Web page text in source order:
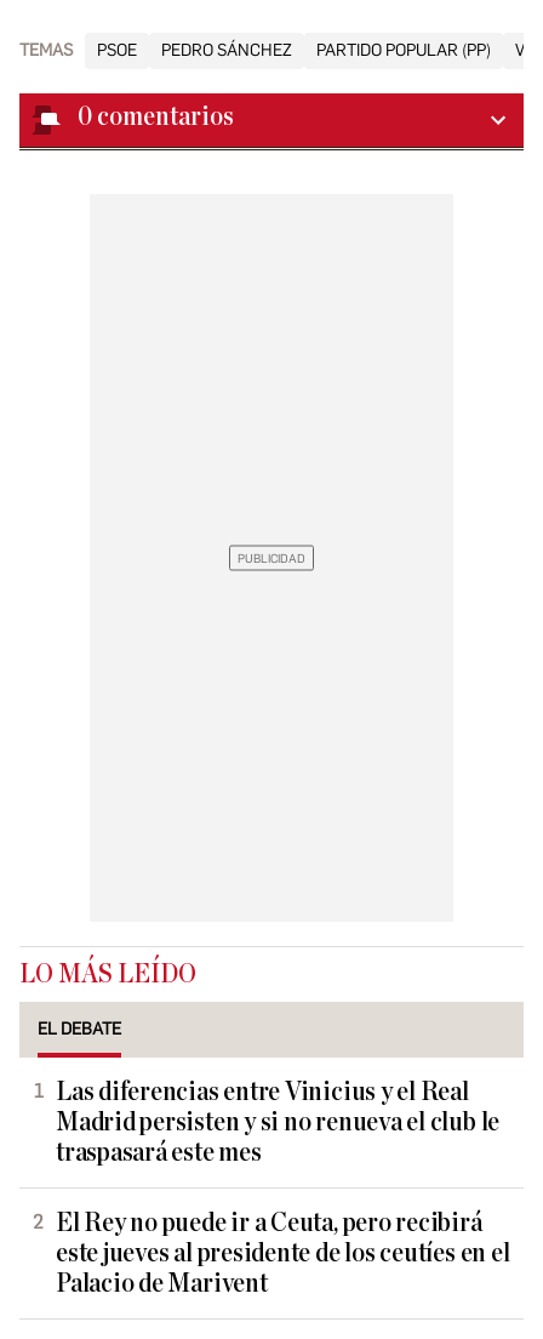
TEMAS PSOE PEDRO SÁNCHEZ PARTIDO POPULAR (PP)
0 comentarios
LO MÁS LEÍDO
EL DEBATE
Las diferencias entre Vinicius y el Real
Madrid persisten y si no renueva el club le
traspasará este mes
El Rey no puede ir a Ceuta, pero recibirá
este jueves al presidente de los ceutíes en el
Palacio de Marivent